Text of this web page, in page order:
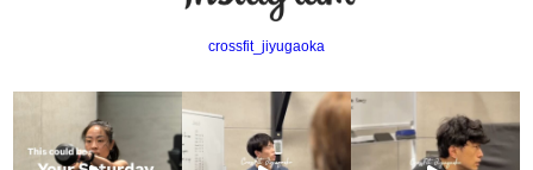
crossfit_jiyugaoka